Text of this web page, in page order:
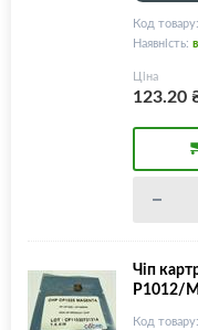
K
Код товару:
Наявність:
Ціна
123.20
Чіп
P1012/
Код товару: